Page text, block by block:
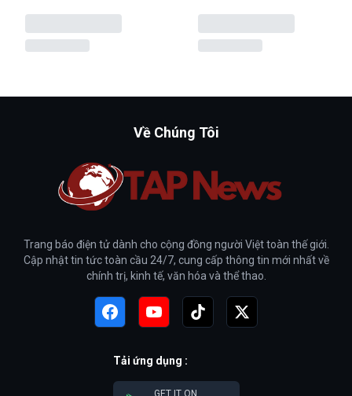
Về Chúng Tôi
Trang báo điện tử dành cho cộng đồng người Việt toàn thế giới.
Cập nhật tin tức toàn cầu 24/7, cung cấp thông tin mới nhất về
chính trị, kinh tế, văn hóa và thể thao.
Tải ứng dụng :